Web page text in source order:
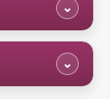
⌄
⌄